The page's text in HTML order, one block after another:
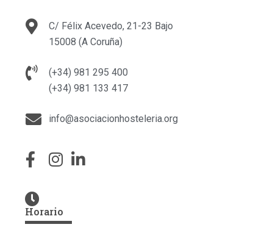
C/ Félix Acevedo, 21-23 Bajo
15008 (A Coruña)
(+34) 981 295 400
(+34) 981 133 417
info@asociacionhosteleria.org
Horario